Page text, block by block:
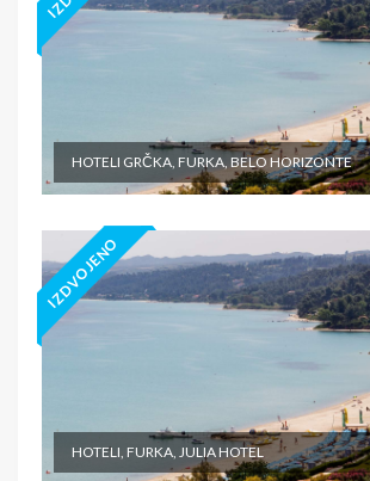
HOTELI GRČKA, FURKA, BELO HORIZONTE
IZDVOJENO
HOTELI, FURKA, JULIA HOTEL